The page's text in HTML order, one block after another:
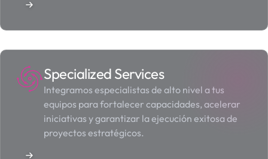
Specialized Services
Integramos especialistas de alto nivel a tus
equipos para fortalecer capacidades, acelerar
iniciativas y garantizar la ejecución exitosa de
proyectos estratégicos.